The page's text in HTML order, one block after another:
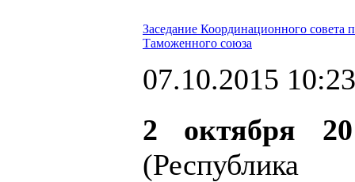
Заседание Координационного совета
Таможенного союза
07.10.2015 10:23
2 октября